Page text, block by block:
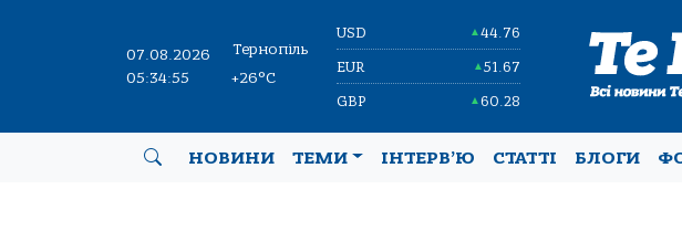
07.08.2026
05:34:56
Тернопіль
+26°C
USD ▲44.76
EUR ▲51.67
GBP ▲60.28
НОВИНИ ТЕМИ ІНТЕРВ’Ю СТАТТІ БЛОГИ